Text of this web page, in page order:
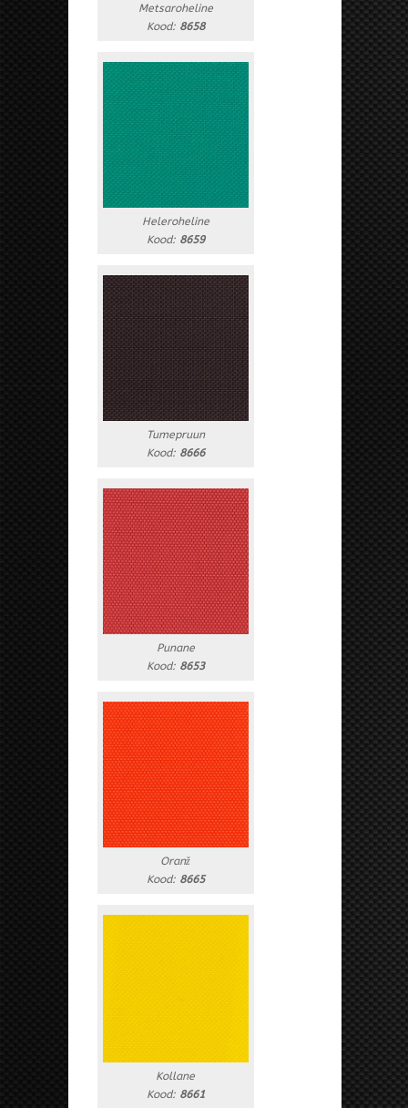
Metsaroheline
Kood: 8658
Heleroheline
Kood: 8659
Tumepruun
Kood: 8666
Punane
Kood: 8653
Oranž
Kood: 8665
Kollane
Kood: 8661